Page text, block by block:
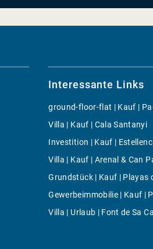
Interessante Links
ground-floor-flat | Kauf |
Villa | Kauf | Cala Santanyi
Investition | Kauf |
Villa | Kauf | Arenal & Can
Grundstück | Kauf | Playas
Villa | Urlaub | Font de Sa